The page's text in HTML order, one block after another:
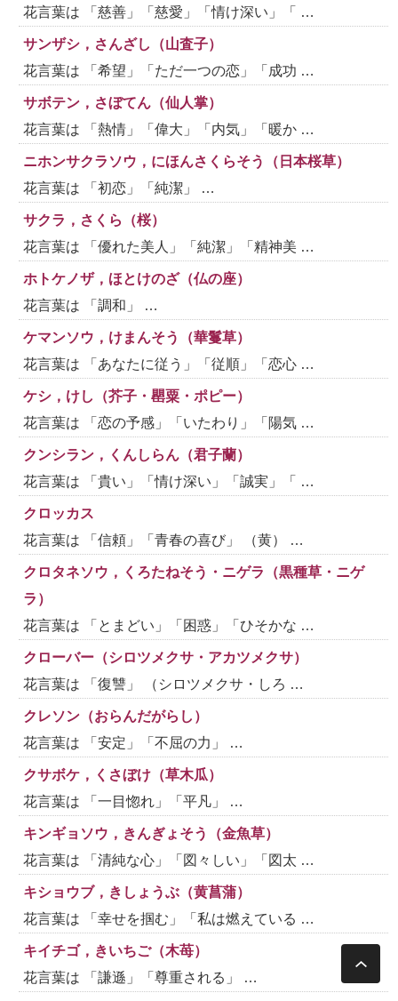
花言葉は 「慈善」「慈愛」「情け深い」「 …
サンザシ，さんざし（山査子）
花言葉は 「希望」「ただ一つの恋」「成功 …
サボテン，さぼてん（仙人掌）
花言葉は 「熱情」「偉大」「内気」「暖か …
ニホンサクラソウ，にほんさくらそう（日本桜草）
花言葉は 「初恋」「純潔」 …
サクラ，さくら（桜）
花言葉は 「優れた美人」「純潔」「精神美 …
ホトケノザ，ほとけのざ（仏の座）
花言葉は 「調和」 …
ケマンソウ，けまんそう（華鬘草）
花言葉は 「あなたに従う」「従順」「恋心 …
ケシ，けし（芥子・罌粟・ポピー）
花言葉は 「恋の予感」「いたわり」「陽気 …
クンシラン，くんしらん（君子蘭）
花言葉は 「貴い」「情け深い」「誠実」「 …
クロッカス
花言葉は 「信頼」「青春の喜び」 （黄） …
クロタネソウ，くろたねそう・ニゲラ（黒種草・ニゲ
ラ）
花言葉は 「とまどい」「困惑」「ひそかな …
クローバー（シロツメクサ・アカツメクサ）
花言葉は 「復讐」 （シロツメクサ・しろ …
クレソン（おらんだがらし）
花言葉は 「安定」「不屈の力」 …
クサボケ，くさぼけ（草木瓜）
花言葉は 「一目惚れ」「平凡」 …
キンギョソウ，きんぎょそう（金魚草）
花言葉は 「清純な心」「図々しい」「図太 …
キショウブ，きしょうぶ（黄菖蒲）
花言葉は 「幸せを掴む」「私は燃えている …
キイチゴ，きいちご（木苺）
花言葉は 「謙遜」「尊重される」 …